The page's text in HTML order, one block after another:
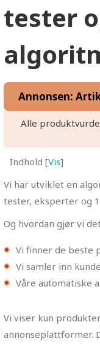
tester
Annonsen:
Alle
Indhold [Vis]
Vi har utviklet en
tester, eksperter og
Og hvordan gjør vi
Vi finner de beste
Vi samler inn
Våre automatiske
Vi viser kun
annonseplattformer.